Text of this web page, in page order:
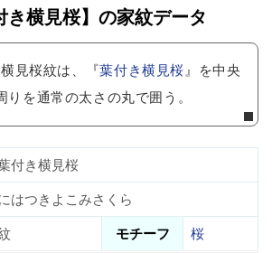
き横見桜】の家紋データ
見桜紋は、『葉付き横見桜』を中央
を通常の太さの丸で囲う。
付き横見桜
はつきよこみさくら
モチーフ
桜